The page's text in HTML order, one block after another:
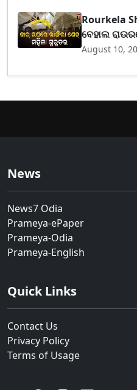
Rourkela
ବେହାଲ
August 10,
News
News7 Odia
Prameya-ePaper
Prameya-Odia
Prameya-English
Quick Links
Contact Us
Privacy Policy
Terms of Usage